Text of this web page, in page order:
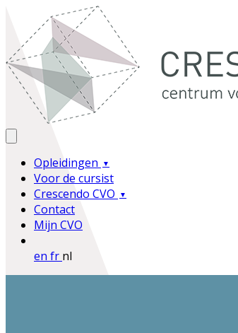
Opleidingen
Voor de cursist
Crescendo CVO
Contact
Mijn CVO
en fr nl